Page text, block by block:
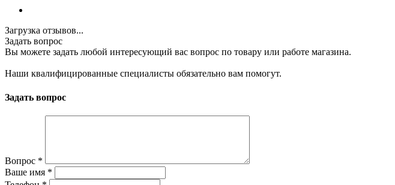
Загрузка отзывов...
Задать вопрос
Вы можете задать любой интересующий вас вопрос по товару или работе магазина.
Наши квалифицированные специалисты обязательно вам помогут.
Задать вопрос
Вопрос *
Ваше имя *